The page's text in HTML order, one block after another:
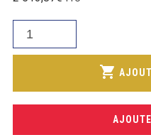
SOUBASSEMENT
TABLE DE PRÉPARATION
TABLE DE
TABLE DE
initial
était :
548,39€.
actuel
est :
094,89€.
4
shopping_cart